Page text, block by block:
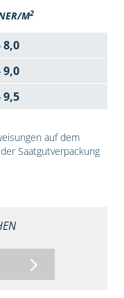
M2
8,0
9,0
9,5
auf dem
Saatgutverpackung